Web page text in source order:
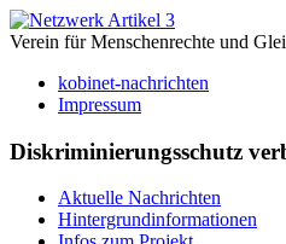
Verein für Menschenrechte und
kobinet-nachrichten
Impressum
Diskriminierungsschutz
Aktuelle Nachrichten
Hintergrundinformationen